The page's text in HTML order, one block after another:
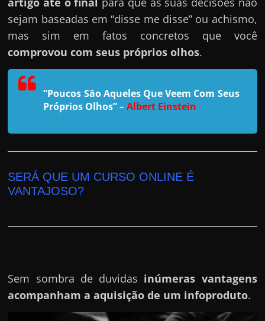
u
m
d
i
n
o
e
x
J
sejam baseadas em “disse me disse” ou achismo,
mas sim em fatos concretos que você
comprovou com seus próprios olhos.
“Poucos São Aqueles Que Veem Com Seus
Próprios Olhos”–Albert Einstein
SERÁ QUE UM CURSO ONLINE É
VANTAJOSO?
Sem sombra de duvidas inúmeras vantagens
acompanham a aquisição de um infoproduto.